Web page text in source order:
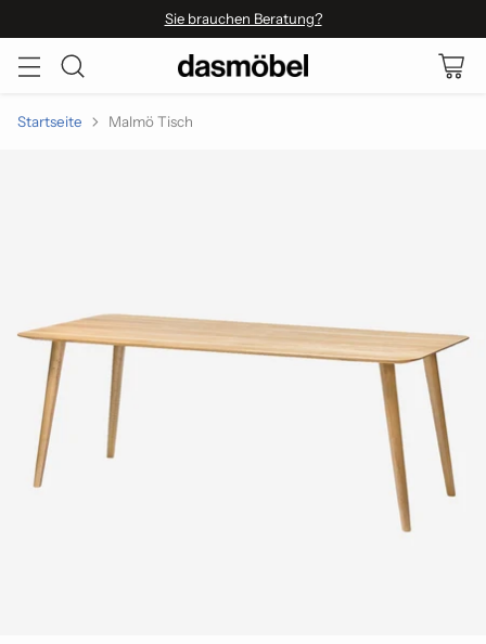
Sie brauchen Beratung?
Startseite Malmö Tisch